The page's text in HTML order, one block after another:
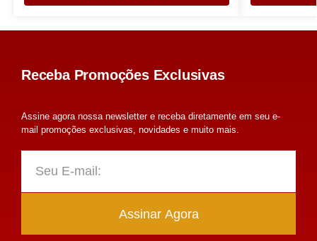
Receba Promoções Exclusivas
Assine agora nossa newsletter e receba diretamente em seu e-
mail promoções exclusivas, novidades e muito mais.
Assinar Agora